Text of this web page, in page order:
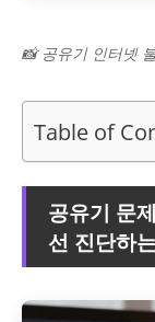
📸 공유기 인터넷
Table of
공유기 문
선 진단하